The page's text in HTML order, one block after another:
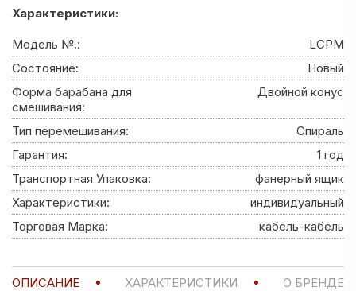
Характеристики:
Модель №.:
LCPM
Состояние:
Новый
Форма барабана для
смешивания:
Двойной конус
Тип перемешивания:
Спираль
Гарантия:
1 год
Транспортная Упаковка:
фанерный ящик
Характеристики:
индивидуальный
Торговая Марка:
кабель-кабель
ОПИСАНИЕ ХАРАКТЕРИСТИКИ О БРЕНДЕ